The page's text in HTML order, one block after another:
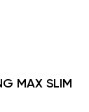
MAX SLIM